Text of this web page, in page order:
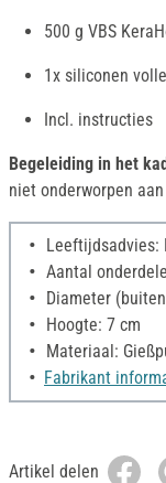
500 g VBS
1x siliconen
Incl. instructies
Begeleiding in het
niet onderworpen
Leeftijdsadvies:
Aantal
Diameter
Hoogte: 7 cm
Materiaal:
Fabrikant
Artikel delen